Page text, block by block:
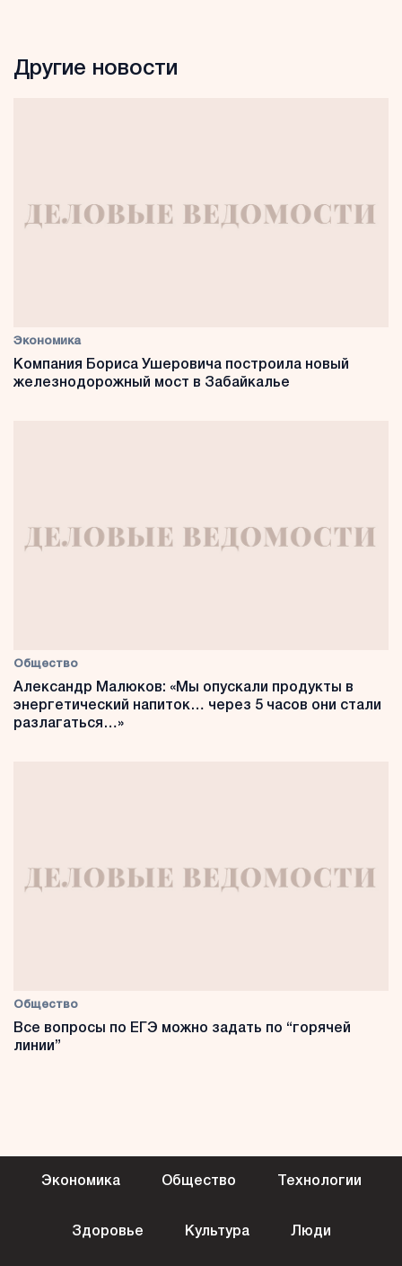
Другие новости
Экономика
Компания Бориса Ушеровича построила новый
железнодорожный мост в Забайкалье
Общество
Александр Малюков: «Мы опускали продукты в
энергетический напиток… через 5 часов они стали
разлагаться…»
Общество
Все вопросы по ЕГЭ можно задать по “горячей
линии”
Экономика Общество Технологии
Здоровье Культура Люди